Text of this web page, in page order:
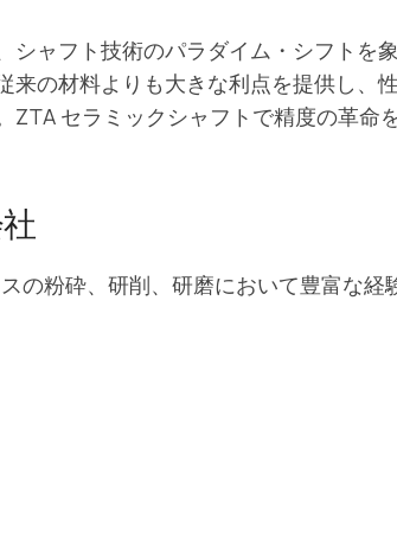
ャフト技術のパラダイム・シフトを
の材料よりも大きな利点を提供し、
セラミックシャフトで精度の革命
の粉砕、研削、研磨において豊富な経